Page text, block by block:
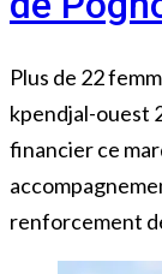
Plus de 22
kpendjal-ouest
financier ce
renforcement